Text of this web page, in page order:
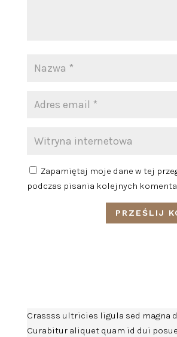
Zapamiętaj moje dane w tej
podczas pisania kolejnych
Crassss ultricies ligula sed magna
Curabitur aliquet quam id dui